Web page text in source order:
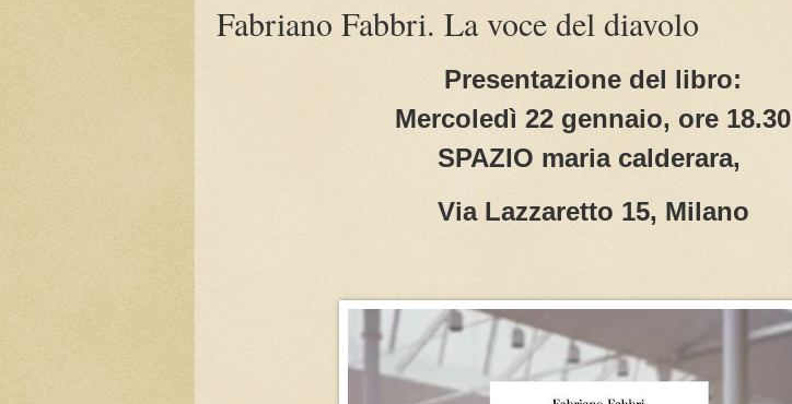
Fabriano Fabbri. La voce del diavolo
Presentazione del libro:
Mercoledì 22 gennaio, ore 18.30
SPAZIO maria calderara,
Via Lazzaretto 15, Milano